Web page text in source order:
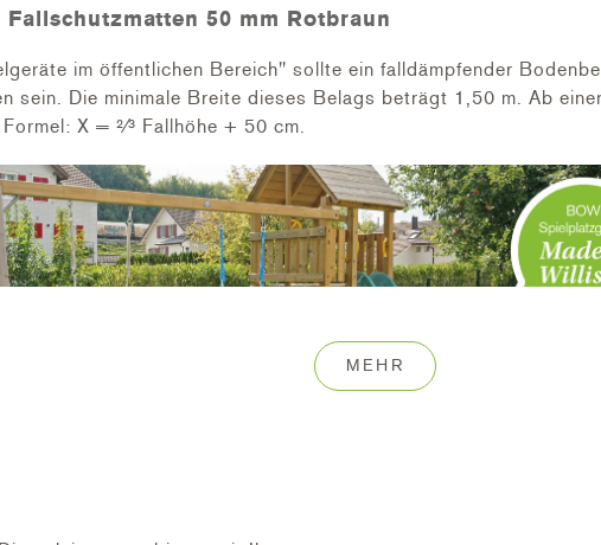
50 mm Rotbraun
im öffentlichen Bereich" sollte ein falldämpfender
sein. Die minimale Breite dieses Belags beträgt 1,50 m. Ab
X = ²⁄³ Fallhöhe + 50 cm.
MEHR